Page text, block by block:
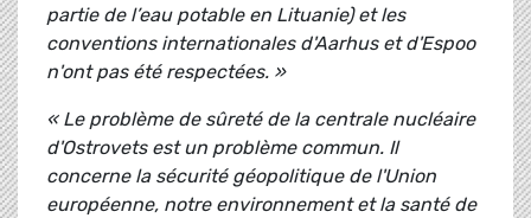
partie de l’eau potable en Lituanie) et les
conventions internationales d'Aarhus et d'Espoo
n'ont pas été respectées. »
« Le problème de sûreté de la centrale nucléaire
d'Ostrovets est un problème commun. Il
concerne la sécurité géopolitique de l'Union
européenne, notre environnement et la santé de